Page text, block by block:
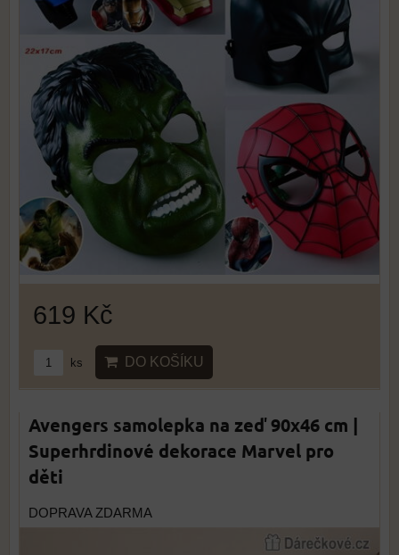
619 Kč
ks DO KOŠÍKU
Avengers samolepka na zeď 90x46 cm |
Superhrdinové dekorace Marvel pro
děti
DOPRAVA ZDARMA